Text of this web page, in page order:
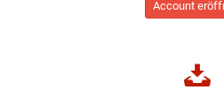
Account